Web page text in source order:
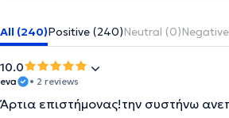
All (240)Positive (240)Neutral (0)
10.0
eva • 2 reviews
Άρτια επιστήμονας!την συστήνω